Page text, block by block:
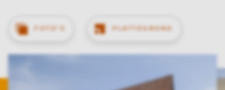
PLATTEGROND